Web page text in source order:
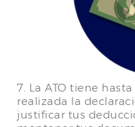
7. La ATO tiene
realizada la
justificar tus